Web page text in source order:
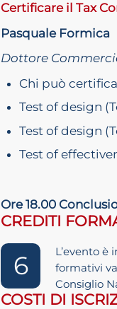
Certificare il Tax
Pasquale Formica
Dottore
Chi può
Test of design
Test of design
Test of
Ore 18.00
CREDITI
6
L’evento
formativi
Consiglio
COSTI DI